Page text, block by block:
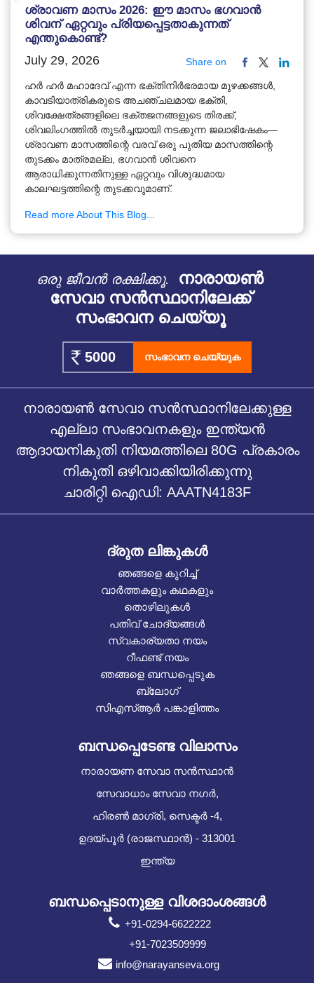
ശ്രാവണ മാസം 2026: ഈ മാസം ഭഗവാൻ
ശിവന് ഏറ്റവും പ്രിയപ്പെട്ടതാകുന്നത്
എന്തുകൊണ്ട്?
July 29, 2026 Share on
ഹർ ഹർ മഹാദേവ് എന്ന ഭക്തിനിർഭരമായ മുഴക്കങ്ങൾ,
കാവടിയാത്രികരുടെ അചഞ്ചലമായ ഭക്തി,
ശിവക്ഷേത്രങ്ങളിലെ ഭക്തജനങ്ങളുടെ തിരക്ക്,
ശിവലിംഗത്തിൽ തുടർച്ചയായി നടക്കുന്ന ജലാഭിഷേകം—
ശ്രാവണ മാസത്തിന്റെ വരവ് ഒരു പുതിയ മാസത്തിന്റെ
തുടക്കം മാത്രമല്ല, ഭഗവാൻ ശിവനെ
ആരാധിക്കുന്നതിനുള്ള ഏറ്റവും വിശുദ്ധമായ
കാലഘട്ടത്തിന്റെ തുടക്കവുമാണ്.
Read more About This Blog...
ഒരു ജീവൻ രക്ഷിക്കൂ.
നാരായൺ
സേവാ സൻസ്ഥാനിലേക്ക്
സംഭാവന ചെയ്യൂ
സംഭാവന ചെയ്യുക
നാരായൺ സേവാ സൻസ്ഥാനിലേക്കുള്ള
എല്ലാ സംഭാവനകളും ഇന്ത്യൻ
ആദായനികുതി നിയമത്തിലെ 80G പ്രകാരം
നികുതി ഒഴിവാക്കിയിരിക്കുന്നു
ചാരിറ്റി ഐഡി: AAATN4183F
ദ്രുത ലിങ്കുകൾ
ഞങ്ങളെ കുറിച്ച്
വാർത്തകളും കഥകളും
തൊഴിലുകൾ
പതിവ് ചോദ്യങ്ങൾ
സ്വകാര്യതാ നയം
റീഫണ്ട് നയം
ഞങ്ങളെ ബന്ധപ്പെടുക
ബ്ലോഗ്
സിഎസ്ആർ പങ്കാളിത്തം
ബന്ധപ്പെടേണ്ട വിലാസം
നാരായണ സേവാ സൻസ്ഥാൻ
സേവാധാം സേവാ നഗർ,
ഹിരൺ മാഗ്രി, സെക്ടർ -4,
ഉദയ്പൂർ (രാജസ്ഥാൻ) - 313001
ഇന്ത്യ
ബന്ധപ്പെടാനുള്ള വിശദാംശങ്ങൾ
+91-0294-6622222
+91-7023509999
info@narayanseva.org